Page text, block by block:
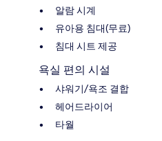
알람 시계
유아용 침대(무료)
침대 시트 제공
욕실 편의 시설
샤워기/욕조 결합
헤어드라이어
타월